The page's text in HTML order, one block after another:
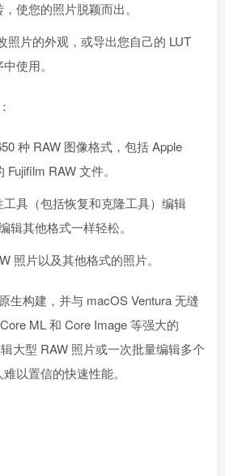
使您的照片脱颖而出。
照片的外观，或导出您自己的 LUT
使用。
种 RAW 图像格式，包括 Apple
RAW 文件。
具（包括恢复和克隆工具）编辑
辑其他格式一样轻松。
照片以及其他格式的照片。
生构建，并与 macOS Ventura 无缝
ML 和 Core Image 等强大的
大型 RAW 照片或一次批量编辑多个
以置信的快速性能。